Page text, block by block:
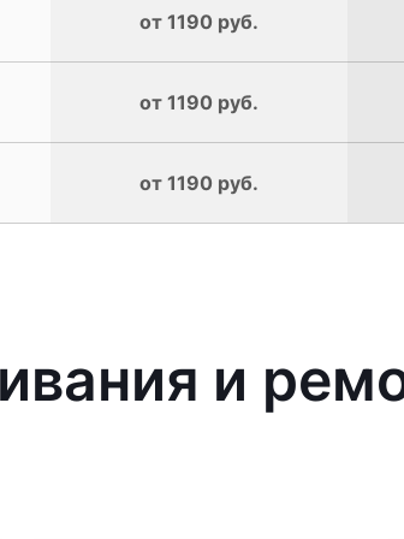
от 1190 руб.
от 1190 руб.
от 1190 руб.
и